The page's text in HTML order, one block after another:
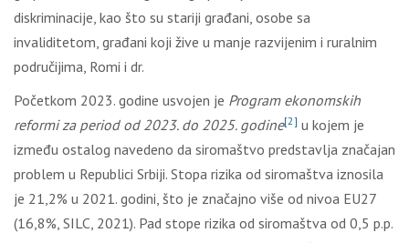
diskriminacije, kao što su stariji građani, osobe sa
invaliditetom, građani koji žive u manje razvijenim i ruralnim
područijima, Romi i dr.
Početkom 2023. godine usvojen je Program ekonomskih
reformi za period od 2023. do 2025. godine[2] u kojem je
između ostalog navedeno da siromaštvo predstavlja značajan
problem u Republici Srbiji. Stopa rizika od siromaštva iznosila
je 21,2% u 2021. godini, što je značajno više od nivoa EU27
(16,8%, SILC, 2021). Pad stope rizika od siromaštva od 0,5 p.p.